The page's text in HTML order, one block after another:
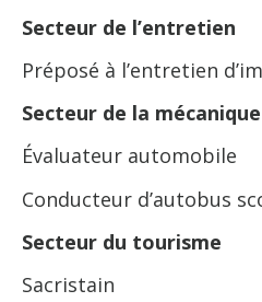
Secteur de l’entretien
Préposé à l’entretien
Secteur de la mécanique
Évaluateur automobile
Conducteur d’autobus
Secteur du tourisme
Sacristain